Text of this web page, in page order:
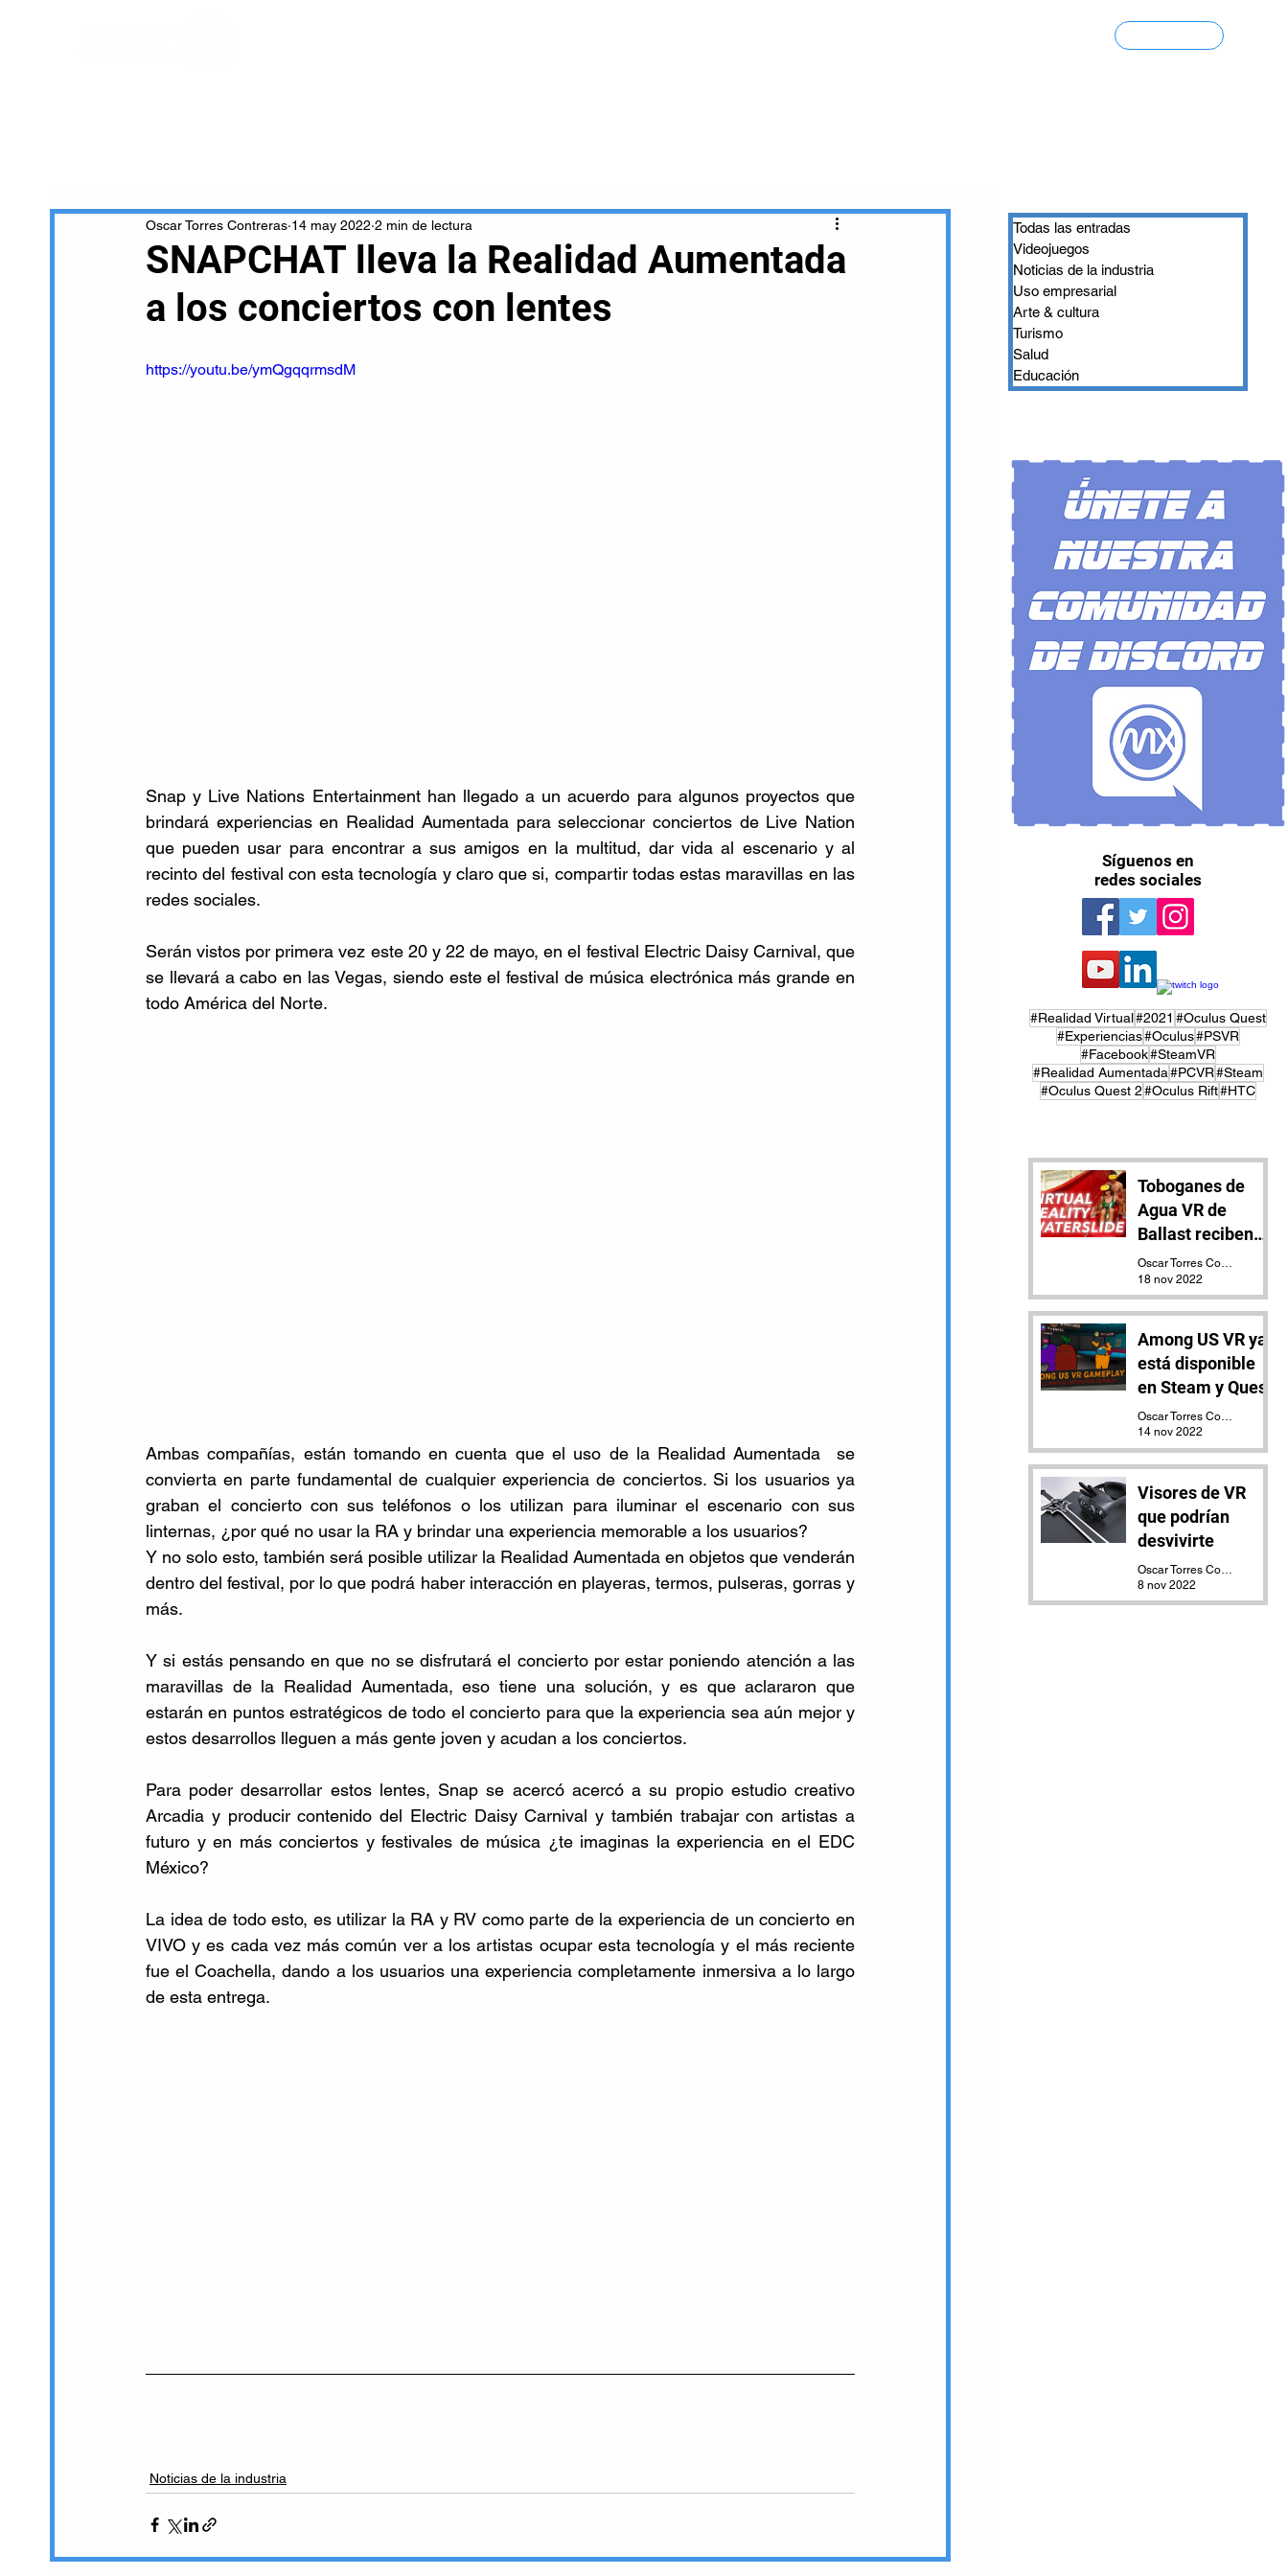
SNAPCHAT lleva la Realidad Aumentada
a los conciertos con lentes
Oscar Torres Contreras 14 may 2022 2 min de lectura
https://youtu.be/ymQgqqrmsdM
Snap y Live Nations Entertainment han llegado a un acuerdo para algunos proyectos que
brindará experiencias en Realidad Aumentada para seleccionar conciertos de Live Nation
que pueden usar para encontrar a sus amigos en la multitud, dar vida al escenario y al
recinto del festival con esta tecnología y claro que si, compartir todas estas maravillas en las
redes sociales.
Serán vistos por primera vez este 20 y 22 de mayo, en el festival Electric Daisy Carnival, que
se llevará a cabo en las Vegas, siendo este el festival de música electrónica más grande en
todo América del Norte.
Ambas compañías, están tomando en cuenta que el uso de la Realidad Aumentada  se
convierta en parte fundamental de cualquier experiencia de conciertos. Si los usuarios ya
graban el concierto con sus teléfonos o los utilizan para iluminar el escenario con sus
linternas, ¿por qué no usar la RA y brindar una experiencia memorable a los usuarios?
Y no solo esto, también será posible utilizar la Realidad Aumentada en objetos que venderán
dentro del festival, por lo que podrá haber interacción en playeras, termos, pulseras, gorras y
más.
Y si estás pensando en que no se disfrutará el concierto por estar poniendo atención a las
maravillas de la Realidad Aumentada, eso tiene una solución, y es que aclararon que
estarán en puntos estratégicos de todo el concierto para que la experiencia sea aún mejor y
estos desarrollos lleguen a más gente joven y acudan a los conciertos.
Para poder desarrollar estos lentes, Snap se acercó acercó a su propio estudio creativo
Arcadia y producir contenido del Electric Daisy Carnival y también trabajar con artistas a
futuro y en más conciertos y festivales de música ¿te imaginas la experiencia en el EDC
México?
La idea de todo esto, es utilizar la RA y RV como parte de la experiencia de un concierto en
VIVO y es cada vez más común ver a los artistas ocupar esta tecnología y el más reciente
fue el Coachella, dando a los usuarios una experiencia completamente inmersiva a lo largo
de esta entrega.
Noticias de la industria
Todas las entradas
Videojuegos
Noticias de la industria
Uso empresarial
Arte & cultura
Turismo
Salud
Educación
Síguenos en
redes sociales
#Realidad Virtual#2021 #Oculus Quest
#Experiencias#Oculus#PSVR
#Facebook#SteamVR
#Realidad Aumentada#PCVR#Steam
#Oculus Quest 2#Oculus Rift#HTC
Toboganes de
Agua VR de
Ballast reciben
actualización
Oscar Torres Contreras
18 nov 2022
Among US VR ya
está disponible
en Steam y Quest
14 nov 2022
Visores de VR
que podrían
desvivirte
8 nov 2022